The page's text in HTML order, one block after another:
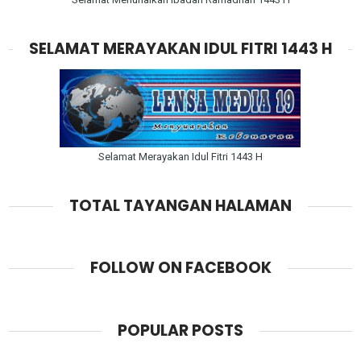
SELAMAT MERAYAKAN IDUL FITRI 1443 H
Selamat Merayakan Idul Fitri 1443 H
TOTAL TAYANGAN HALAMAN
FOLLOW ON FACEBOOK
POPULAR POSTS